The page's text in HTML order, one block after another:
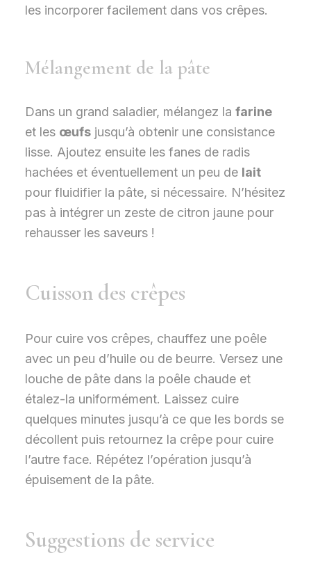
les incorporer facilement dans vos crêpes.
Mélangement de la pâte
Dans un grand saladier, mélangez la farine
et les œufsjusqu’à obtenir une consistance
lisse. Ajoutez ensuite les fanes de radis
hachées et éventuellement un peu de lait
pour fluidifier la pâte, si nécessaire. N’hésitez
pas à intégrer un zeste de citron jaune pour
rehausser les saveurs !
Cuisson des crêpes
Pour cuire vos crêpes, chauffez une poêle
avec un peu d’huile ou de beurre. Versez une
louche de pâte dans la poêle chaude et
étalez-la uniformément. Laissez cuire
quelques minutes jusqu’à ce que les bords se
décollent puis retournez la crêpe pour cuire
l’autre face. Répétez l’opération jusqu’à
épuisement de la pâte.
Suggestions de service